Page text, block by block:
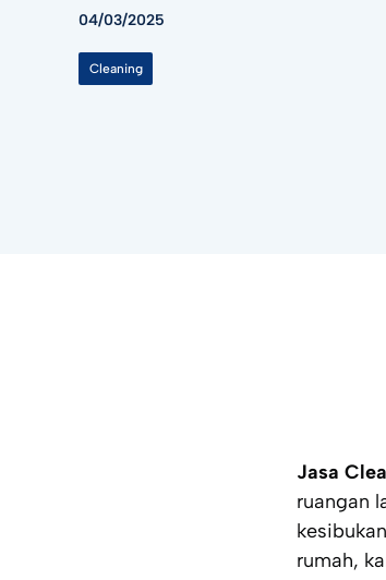
04/03/2025
Cleaning
Jasa
ruangan
rumah,